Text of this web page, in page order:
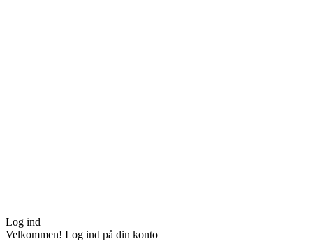
Log ind
Velkommen! Log ind på din konto